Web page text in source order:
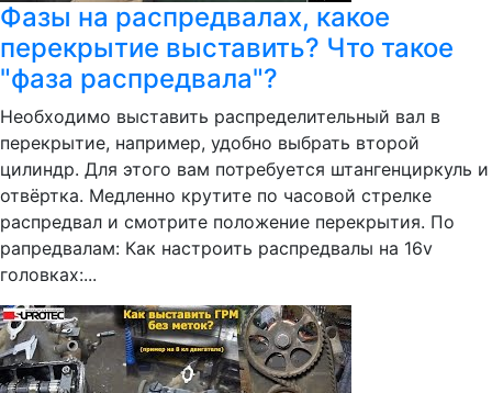
Фазы на распредвалах, какое
перекрытие выставить? Что такое
"фаза распредвала"?
Необходимо выставить распределительный вал в
перекрытие, например, удобно выбрать второй
цилиндр. Для этого вам потребуется штангенциркуль и
отвёртка. Медленно крутите по часовой стрелке
распредвал и смотрите положение перекрытия. По
рапредвалам: Как настроить распредвалы на 16v
головках:...